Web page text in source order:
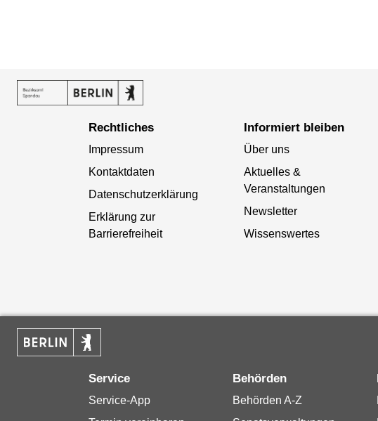
Rechtliches
Impressum
Kontaktdaten
Datenschutzerklärung
Erklärung zur
Barrierefreiheit
Informiert bleiben
Über uns
Aktuelles &
Veranstaltungen
Newsletter
Wissenswertes
Service
Service-App
Behörden
Behörden A-Z